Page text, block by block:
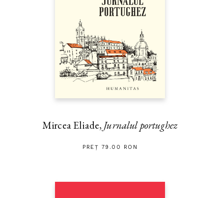
Mircea Eliade, Jurnalul portughez
PREȚ 79.00 RON